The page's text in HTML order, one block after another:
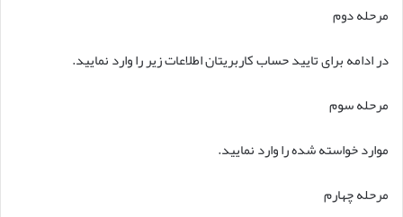
مرحله دوم
در ادامه برای تایید حساب کاربریتان اطلاعات زیر را وارد نمایید.
مرحله سوم
موارد خواسته شده را وارد نمایید.
مرحله چهارم